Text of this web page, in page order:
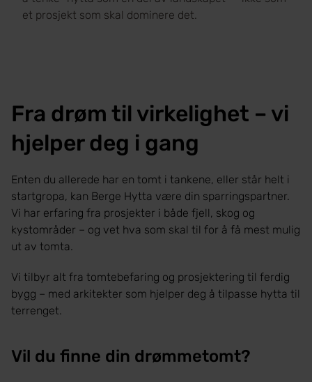
et prosjekt som skal dominere det.
Fra drøm til virkelighet – vi
hjelper deg i gang
Enten du allerede har en tomt i tankene, eller står helt i
startgropa, kan Berge Hytta være din sparringspartner.
Vi har erfaring fra prosjekter i både fjell, skog og
kystområder – og vet hva som skal til for å få mest mulig
ut av tomta.
Vi tilbyr alt fra tomtebefaring og prosjektering til ferdig
bygg – med arkitekter som hjelper deg å tilpasse hytta til
terrenget.
Vil du finne din drømmetomt?